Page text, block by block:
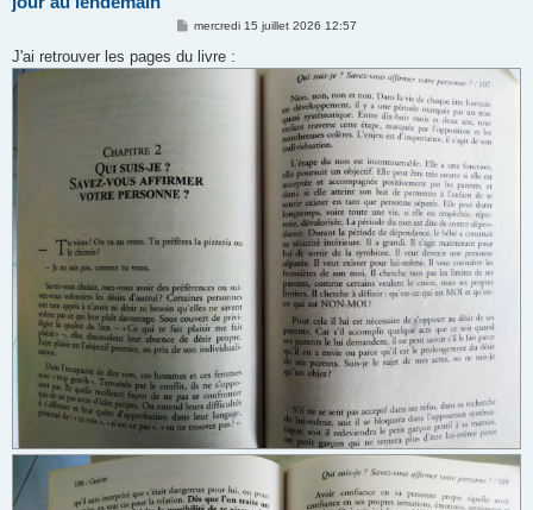
M
s
s
mercredi 15 juillet 2026 12:57
J'ai retrouver les pages du livre :